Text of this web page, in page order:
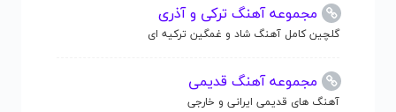
مجموعه آهنگ ترکی و آذری
گلچین کامل آهنگ شاد و غمگین ترکیه ای
مجموعه آهنگ قدیمی
آهنگ های قدیمی ایرانی و خارجی